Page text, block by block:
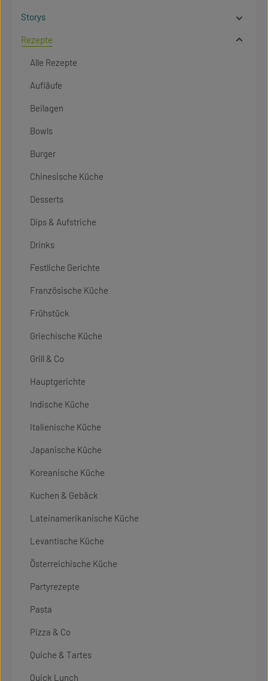
Storys
Rezepte
Alle Rezepte
Aufläufe
Beilagen
Bowls
Burger
Chinesische Küche
Desserts
Dips & Aufstriche
Drinks
Festliche Gerichte
Französische Küche
Frühstück
Griechische Küche
Grill & Co
Hauptgerichte
Indische Küche
Italienische Küche
Japanische Küche
Koreanische Küche
Kuchen & Gebäck
Lateinamerikanische Küche
Levantische Küche
Österreichische Küche
Partyrezepte
Pasta
Pizza & Co
Quiche & Tartes
Quick Lunch